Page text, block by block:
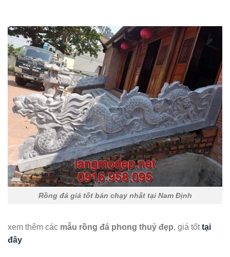
Rồng đá giá tốt bán chạy nhất tại Nam Định
xem thêm các mẫu rồng đá phong thuỷ đẹp, giá tốttại
đây